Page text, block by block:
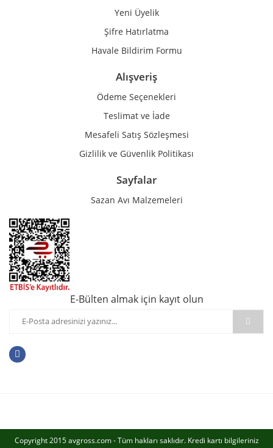
Gönder
Yeni Üyelik
Şifre Hatırlatma
Havale Bildirim Formu
Alışveriş
Ödeme Seçenekleri
Teslimat ve İade
Mesafeli Satış Sözleşmesi
Gizlilik ve Güvenlik Politikası
Sayfalar
Sazan Avı Malzemeleri
E-Bülten almak için kayıt olun
Copyright 2015 avgross.com - Tüm hakları saklıdır. Kredi kartı bilgileriniz